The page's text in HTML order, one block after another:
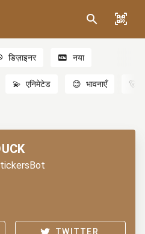
डिज़ाइनर नया
💫 एनिमेटेड 😊 भावनाएँ 🐻
TWITTER